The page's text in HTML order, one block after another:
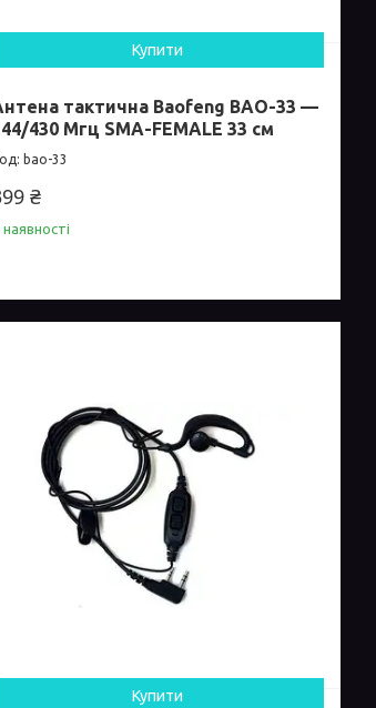
Купити
тактична Baofeng BAO-33 —
430 Мгц SMA-FEMALE 33 см
bao-33
₴
наявності
Купити